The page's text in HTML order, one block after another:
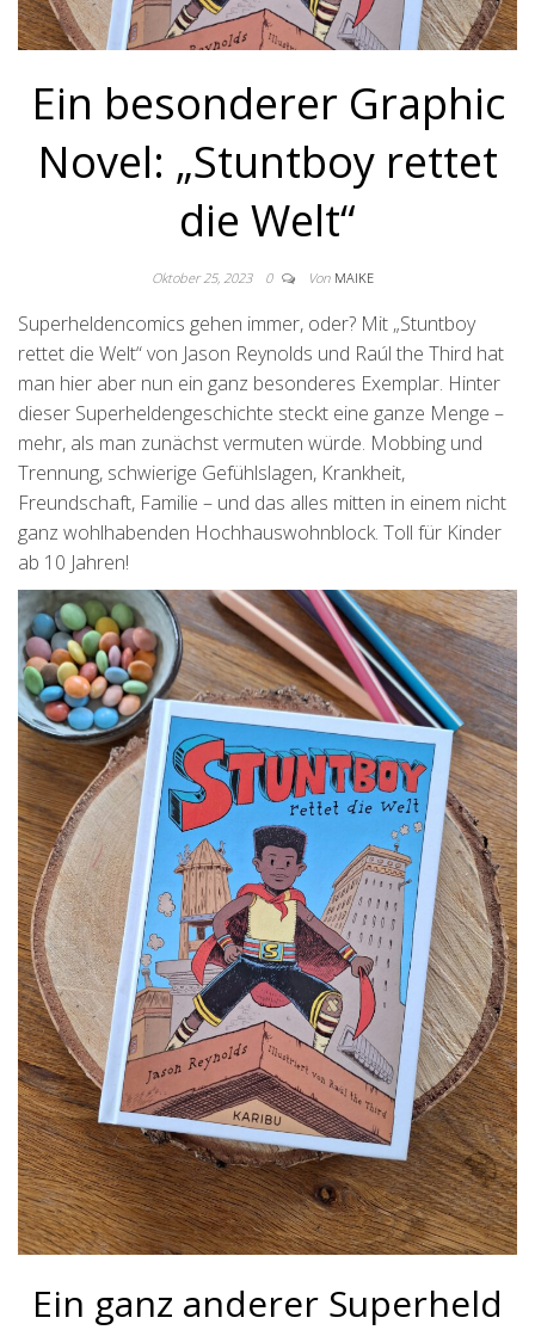
Ein besonderer Graphic
Novel: „Stuntboy rettet
die Welt“
Oktober 25, 2023 0 Von MAIKE
Superheldencomics gehen immer, oder? Mit „Stuntboy
rettet die Welt“ von Jason Reynolds und Raúl the Third hat
man hier aber nun ein ganz besonderes Exemplar. Hinter
dieser Superheldengeschichte steckt eine ganze Menge –
mehr, als man zunächst vermuten würde. Mobbing und
Trennung, schwierige Gefühlslagen, Krankheit,
Freundschaft, Familie – und das alles mitten in einem nicht
ganz wohlhabenden Hochhauswohnblock. Toll für Kinder
ab 10 Jahren!
Ein ganz anderer Superheld